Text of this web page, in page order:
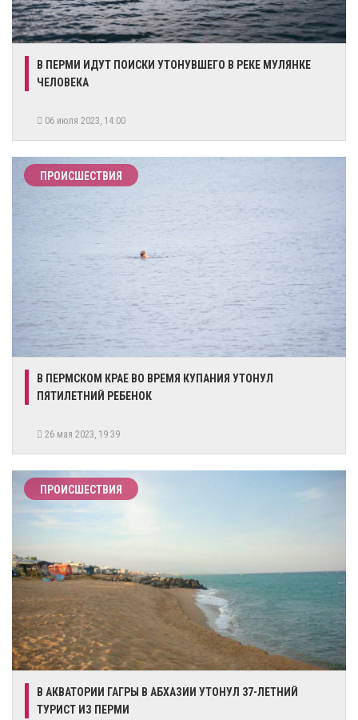
​В ПЕРМИ ИДУТ ПОИСКИ УТОНУВШЕГО В РЕКЕ МУЛЯНКЕ
ЧЕЛОВЕКА
06 июля 2023, 14:00
ПРОИСШЕСТВИЯ
​В ПЕРМСКОМ КРАЕ ВО ВРЕМЯ КУПАНИЯ УТОНУЛ
ПЯТИЛЕТНИЙ РЕБЕНОК
26 мая 2023, 19:39
ПРОИСШЕСТВИЯ
В АКВАТОРИИ ГАГРЫ В АБХАЗИИ УТОНУЛ 37-ЛЕТНИЙ
ТУРИСТ ИЗ ПЕРМИ